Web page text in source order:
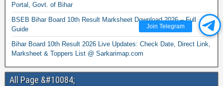
Join Telegram
Portal, Govt. of Bihar
BSEB Bihar Board 10th Result Marksheet Download 2026 – Full
Guide
Bihar Board 10th Result 2026 Live Updates: Check Date, Direct Link,
Marksheet & Toppers List @ Sarkarimap.com
All Page &#10084;